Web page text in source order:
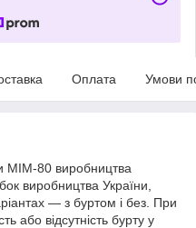
Оплата Умови
МІМ-80 виробництва
виробництва України,
― з буртом і без. При
або відсутність бурту у